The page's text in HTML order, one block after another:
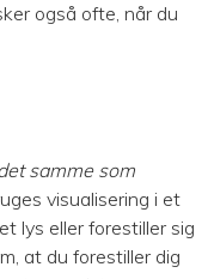
også ofte, når du
samme som
visualisering i et
lys eller forestiller sig
at du forestiller dig